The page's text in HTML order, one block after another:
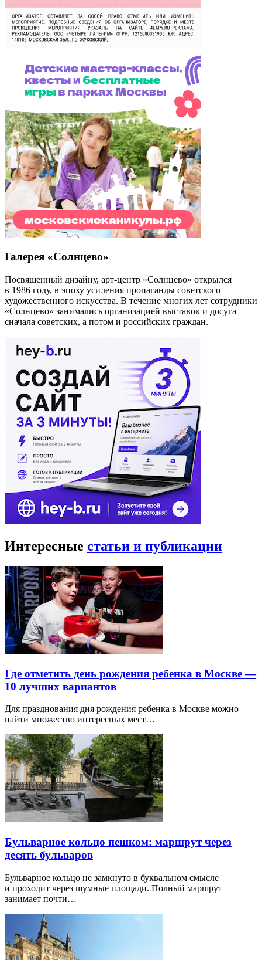
Галерея «Солнцево»
Посвященный дизайну, арт-центр «Солнцево» открылся
в 1986 году, в эпоху усиления пропаганды советского
художественного искусства. В течение многих лет сотрудники
«Солнцево» занимались организацией выставок и досуга
сначала советских, а потом и российских граждан.
Интересные статьи и публикации
Где отметить день рождения ребенка в Москве —
10 лучших вариантов
Для празднования дня рождения ребенка в Москве можно
найти множество интересных мест…
Бульварное кольцо пешком: маршрут через
десять бульваров
Бульварное кольцо не замкнуто в буквальном смысле
и проходит через шумные площади. Полный маршрут
занимает почти…